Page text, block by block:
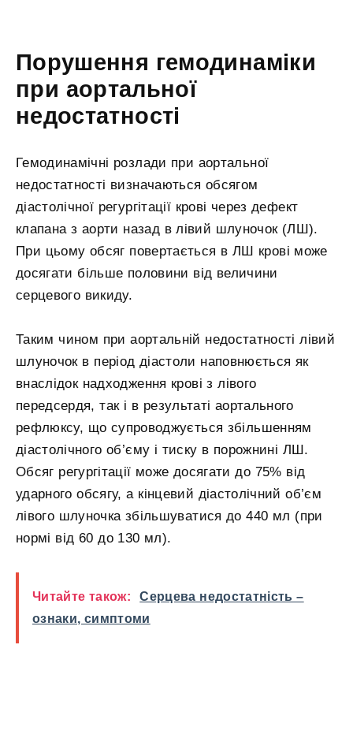
Порушення гемодинаміки
при аортальної
недостатності
Гемодинамічні розлади при аортальної
недостатності визначаються обсягом
діастолічної регургітації крові через дефект
клапана з аорти назад в лівий шлуночок (ЛШ).
При цьому обсяг повертається в ЛШ крові може
досягати більше половини від величини
серцевого викиду.
Таким чином при аортальній недостатності лівий
шлуночок в період діастоли наповнюється як
внаслідок надходження крові з лівого
передсердя, так і в результаті аортального
рефлюксу, що супроводжується збільшенням
діастолічного об’єму і тиску в порожнині ЛШ.
Обсяг регургітації може досягати до 75% від
ударного обсягу, а кінцевий діастолічний об’єм
лівого шлуночка збільшуватися до 440 мл (при
нормі від 60 до 130 мл).
Читайте також:
Серцева недостатність –
ознаки, симптоми